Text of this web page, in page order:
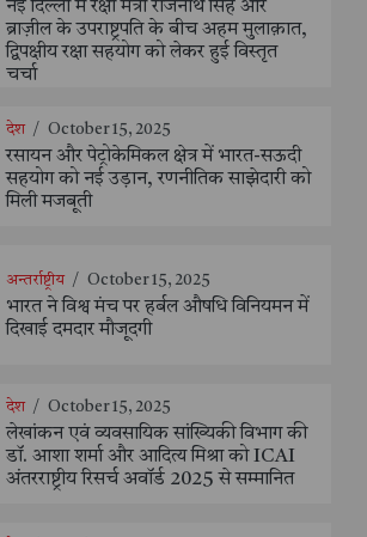
नई दिल्ली में रक्षा मंत्री राजनाथ सिंह और
ब्राज़ील के उपराष्ट्रपति के बीच अहम मुलाक़ात,
द्विपक्षीय रक्षा सहयोग को लेकर हुई विस्तृत
चर्चा
देश / October 15, 2025
रसायन और पेट्रोकेमिकल क्षेत्र में भारत-सऊदी
सहयोग को नई उड़ान, रणनीतिक साझेदारी को
मिली मजबूती
अन्तर्राष्ट्रीय / October 15, 2025
भारत ने विश्व मंच पर हर्बल औषधि विनियमन में
दिखाई दमदार मौजूदगी
देश / October 15, 2025
लेखांकन एवं व्यवसायिक सांख्यिकी विभाग की
डॉ. आशा शर्मा और आदित्य मिश्रा को ICAI
अंतरराष्ट्रीय रिसर्च अवॉर्ड 2025 से सम्मानित